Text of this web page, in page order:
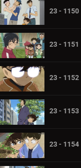
23 - 1150
23 - 1151
23 - 1152
23 - 1153
23 - 1154